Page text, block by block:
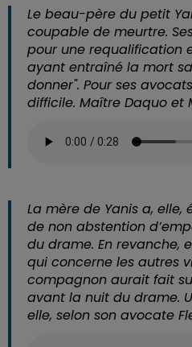
Le beau-père du petit
coupable de meurtre.
pour une requalification
ayant entraîné la mort
donner". Pour ses
difficile. Maître Daquo et
La mère de Yanis a,
de non abstention
du drame. En revanche,
qui concerne les autres
compagnon aurait fait
avant la nuit du drame.
elle, selon son avocate